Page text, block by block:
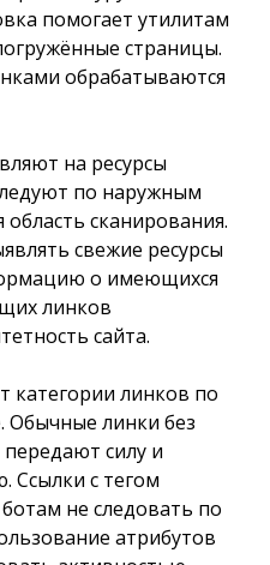
помогает утилитам
страницы.
обрабатываются
на ресурсы
по наружным
сканирования.
свежие ресурсы
о имеющихся
линков
сайта.
категории линков по
Обычные линки без
силу и
Ссылки с тегом
не следовать по
атрибутов